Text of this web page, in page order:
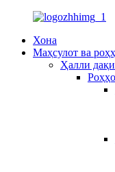
Хона
Маҳсулот ва
Ҳалли